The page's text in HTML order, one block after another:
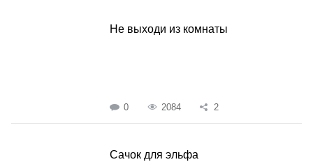
Не выходи из комнаты
0 2084 2
Сачок для эльфа